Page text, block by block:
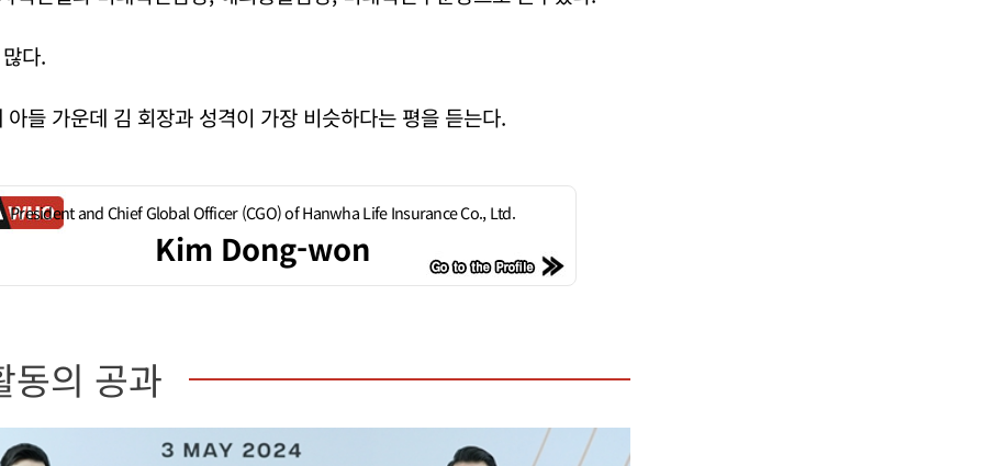
다.
들 가운데 김 회장과 성격이 가장 비슷하다는 평을 듣는다.
President and Chief Global Officer (CGO) of Hanwha Life Insurance Co., Ltd.
Kim Dong-won
동의 공과